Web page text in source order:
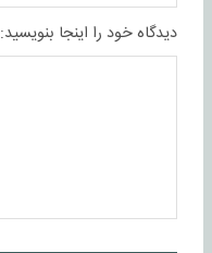
دیدگاه خود را اینجا بنویسید: